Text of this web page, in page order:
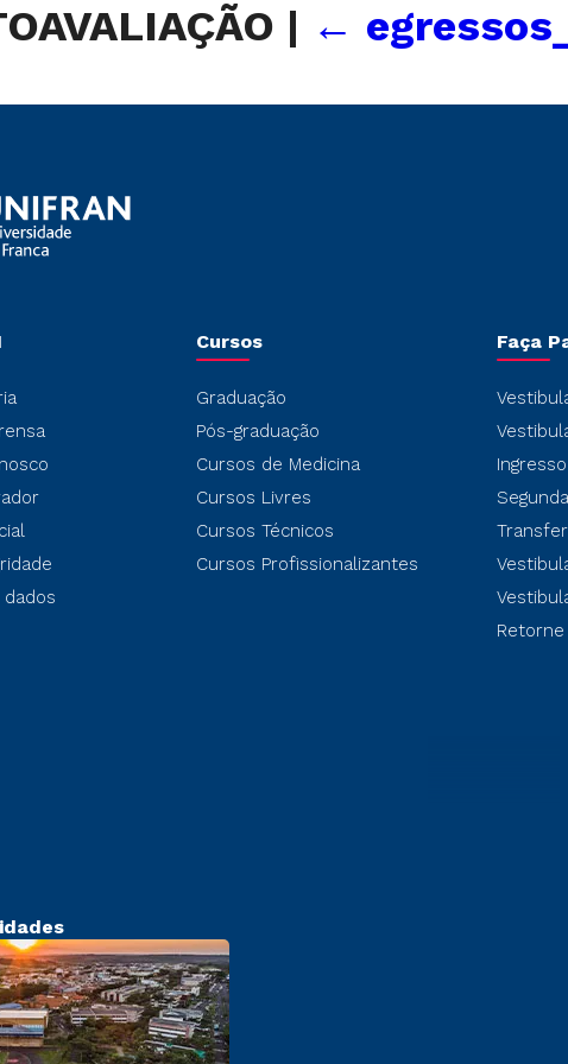
| ←
Cursos
Graduação
Pós-graduação
Cursos de Medicina
Cursos Livres
Cursos Técnicos
Cursos Profissionalizantes
Faça